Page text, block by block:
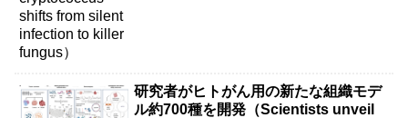
研究者がヒトがん用の新たな組織モデ
ル約700種を開発（Scientists unveil